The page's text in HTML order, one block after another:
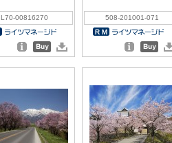
L70-00816270 508-201001-071